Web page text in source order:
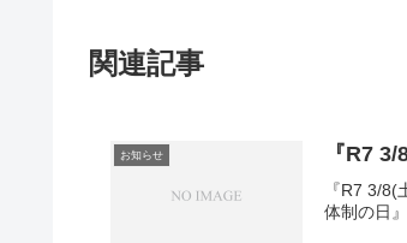
関連記事
お知らせ 『R7
『R7 3/
体制の日